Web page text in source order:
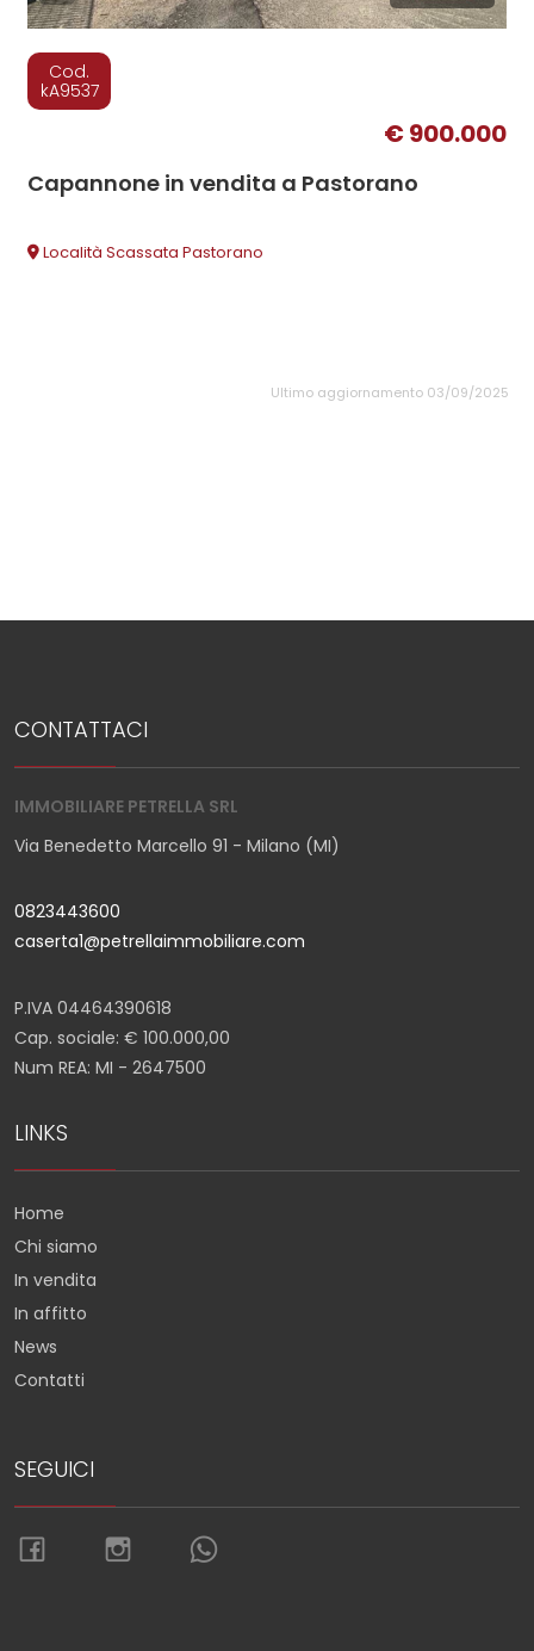
Cod.
kA9537
€ 900.000
Capannone in vendita a Pastorano
Località Scassata Pastorano
Ultimo aggiornamento 03/09/2025
CONTATTACI
IMMOBILIARE PETRELLA SRL
Via Benedetto Marcello 91 - Milano (MI)
0823443600
caserta1@petrellaimmobiliare.com
P.IVA 04464390618
Cap. sociale: € 100.000,00
Num REA: MI - 2647500
LINKS
Home
Chi siamo
In vendita
In affitto
News
Contatti
SEGUICI